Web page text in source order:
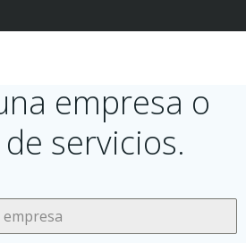
empresa o
servicios.